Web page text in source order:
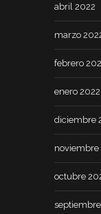
abril 2022
marzo
febrero
enero 2022
diciembre
noviembre
octubre
septiembre